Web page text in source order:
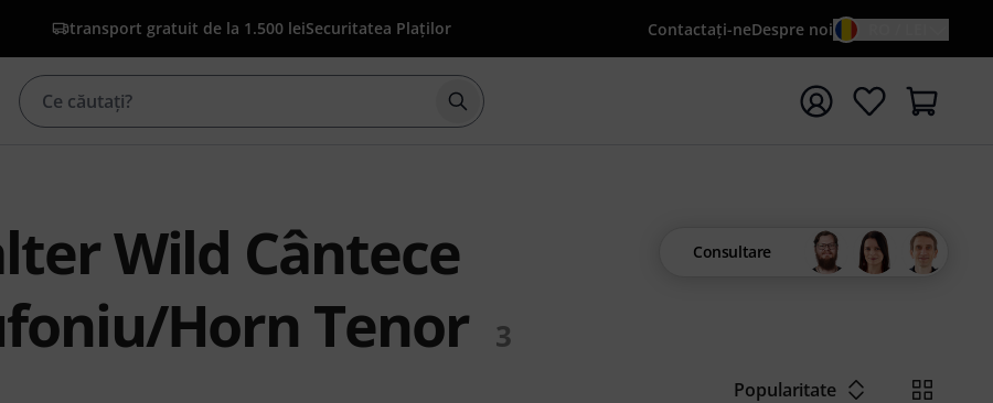
transport gratuit de la 1.500 leiSecuritatea Plaților Contactaţi-neDespre noi
Începeți căutarea cu termenul de căutare {searchTerm}
Wild Cântece
Horn Tenor
3
Consultare
Popularitate